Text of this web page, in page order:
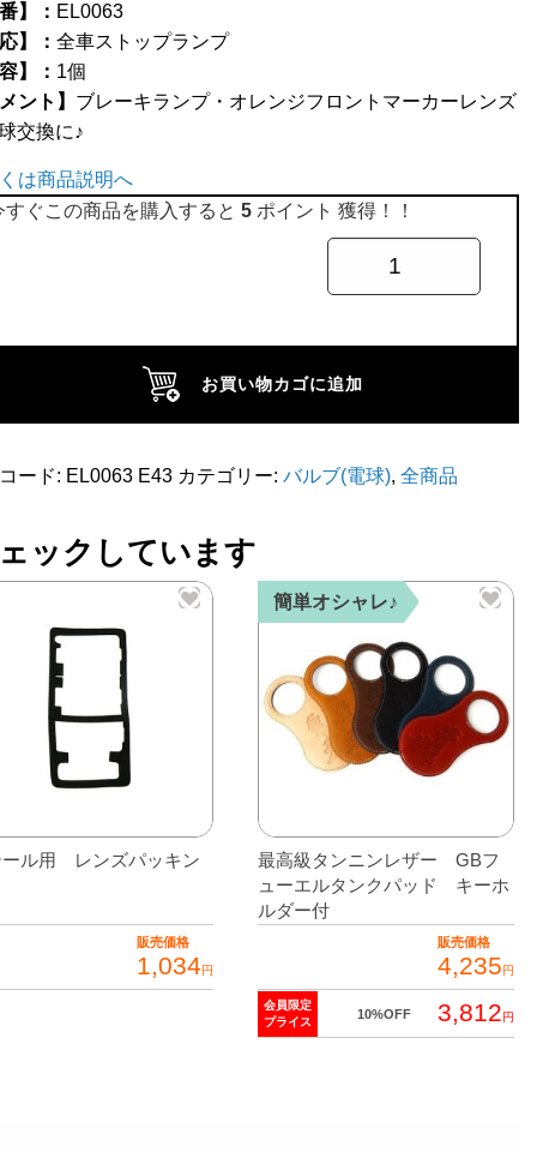
】： EL0063
応】：全車ストップランプ
】： 1個
ント】 ブレーキランプ・オレンジフロントマーカーレンズ
交換に♪
は商品説明へ
すぐこの商品を購入すると5 ポイント 獲得！！
お買い物カゴに追加
ード: EL0063 E43 カテゴリー:バルブ(電球),全商品
ックしています
ール用 レンズパッキン
販売価格
1,034円
簡単オシャレ♪
最高級タンニンレザー GBフ
ューエルタンクパッド キーホ
ルダー付
販売価格
4,235円
会員限定
プライス
10%OFF 3,812円